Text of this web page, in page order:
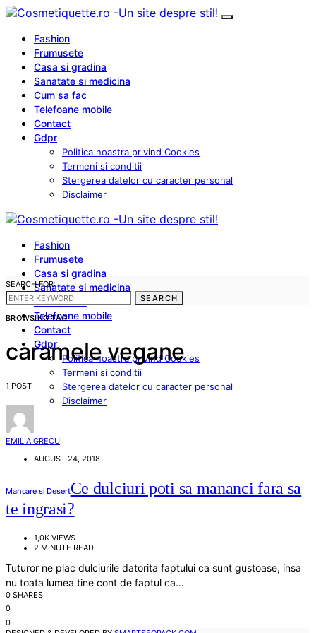
Fashion
Frumusete
Casa si gradina
Sanatate si medicina
Cum sa fac
Telefoane mobile
Contact
Gdpr
Politica noastra privind Cookies
Termeni si conditii
Stergerea datelor cu caracter personal
Disclaimer
Fashion
Frumusete
Casa si gradina
Sanatate si medicina
Cum sa fac
Telefoane mobile
Contact
Gdpr
Politica noastra privind Cookies
Termeni si conditii
Stergerea datelor cu caracter personal
Disclaimer
SEARCH FOR:
SEARCH
BROWSING TAG
caramele vegane
1 POST
EMILIA GRECU
AUGUST 24, 2018
Mancare si DesertCe dulciuri poti sa mananci fara sa
te ingrasi?
1,0K VIEWS
2 MINUTE READ
Tuturor ne plac dulciurile datorita faptului ca sunt gustoase, insa
nu toata lumea tine cont de faptul ca…
0 SHARES
0
0